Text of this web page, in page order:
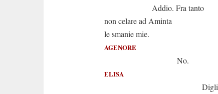
Addio. Fra tanto
non celare ad Aminta
le smanie mie.
AGENORE
No.
ELISA
Digli